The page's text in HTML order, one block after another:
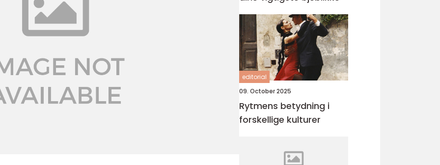
editorial
09. October 2025
Rytmens betydning i
forskellige kulturer